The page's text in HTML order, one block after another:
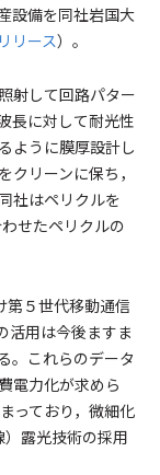
設備を同社岩国大
リース）。
射して回路パター
長に対して耐光性
ように膜厚設計し
リーンに保ち，
社はペリクルを
せたペリクルの
第５世代移動通信
活用は今後ますま
。これらのデータ
電力化が求めら
っており，微細化
露光技術の採用